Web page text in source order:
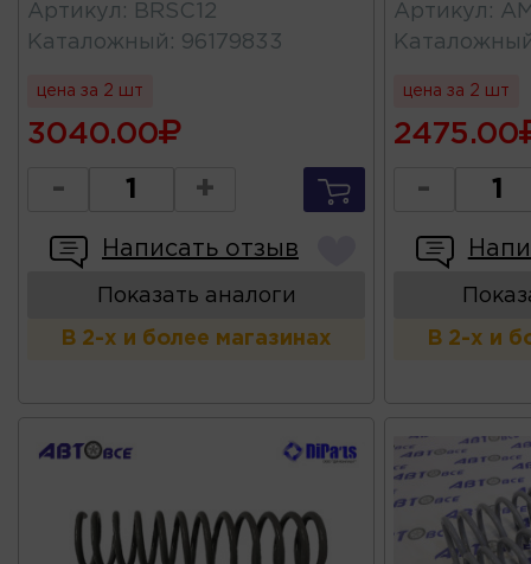
Артикул :
BRSC12
Каталожный : 96179833
цена за 2 шт
3040.00
- +
Написать отзыв
Показать аналоги
В 2-х и более магазинах
Артикул :
цена за 2 шт
2475.00
-
В 2-х и